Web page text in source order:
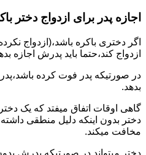
اجازه پدر برای ازدواج دختر
اگر دختری باکره باشد،(ازدواج
ازدواج کند،حتما باید پدرش اجازه
در صورتیکه پدر فوت کرده
بدهد.
گاهی اوقات اتفاق میفتد که یک
دختر بدون اینکه دلیل منطقی داشته
مخافت میکند.
دختر میتواند در صورتیکه پدرش